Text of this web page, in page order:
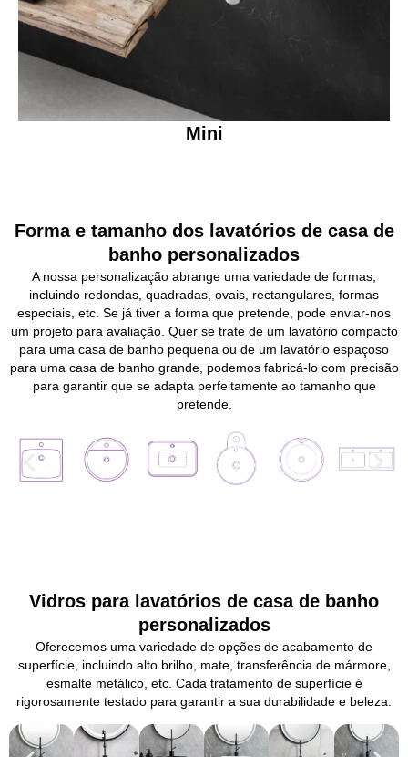
Mini
Forma e tamanho dos lavatórios de casa de
banho personalizados
A nossa personalização abrange uma variedade de formas,
incluindo redondas, quadradas, ovais, rectangulares, formas
especiais, etc. Se já tiver a forma que pretende, pode enviar-nos
um projeto para avaliação. Quer se trate de um lavatório compacto
para uma casa de banho pequena ou de um lavatório espaçoso
para uma casa de banho grande, podemos fabricá-lo com precisão
para garantir que se adapta perfeitamente ao tamanho que
pretende.
Vidros para lavatórios de casa de banho
personalizados
Oferecemos uma variedade de opções de acabamento de
superfície, incluindo alto brilho, mate, transferência de mármore,
esmalte metálico, etc. Cada tratamento de superfície é
rigorosamente testado para garantir a sua durabilidade e beleza.